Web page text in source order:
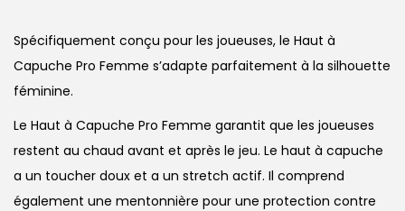
Spécifiquement conçu pour les joueuses, le Haut à
Capuche Pro Femme s’adapte parfaitement à la silhouette
féminine.
Le Haut à Capuche Pro Femme garantit que les joueuses
restent au chaud avant et après le jeu. Le haut à capuche
a un toucher doux et a un stretch actif. Il comprend
également une mentonnière pour une protection contre